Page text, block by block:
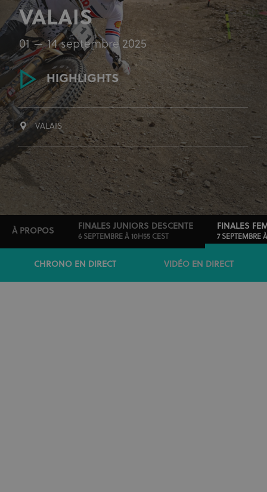
VALAIS
01 14 septembre 2025
HIGHLIGHTS
VALAIS
À PROPOS
FINALES JUNIORS DESCENTE
6 SEPTEMBRE À 10H55 CEST
FINALES
7 SEPTEMBRE
CHRONO EN DIRECT VIDÉO EN DIRECT